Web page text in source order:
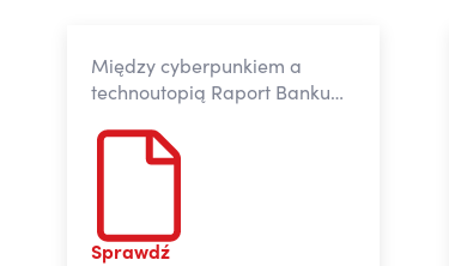
Między cyberpunkiem a
technoutopią Raport Banku
inteligencji na gospodark
Sprawdź